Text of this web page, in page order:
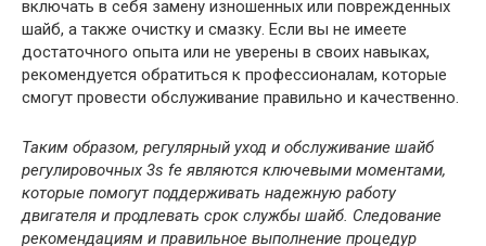
включать в себя замену изношенных или поврежденных
шайб, а также очистку и смазку. Если вы не имеете
достаточного опыта или не уверены в своих навыках,
рекомендуется обратиться к профессионалам, которые
смогут провести обслуживание правильно и качественно.
Таким образом, регулярный уход и обслуживание шайб
регулировочных 3s fe являются ключевыми моментами,
которые помогут поддерживать надежную работу
двигателя и продлевать срок службы шайб. Следование
рекомендациям и правильное выполнение процедур